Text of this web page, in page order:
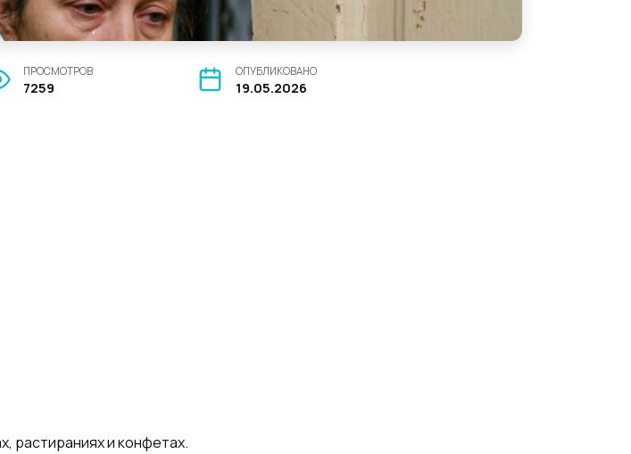
ПРОСМОТРОВ
7259
ОПУБЛИКОВАНО
19.05.2026
растираниях и конфетах.